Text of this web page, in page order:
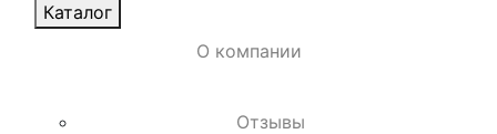
Каталог
О компании
Отзывы